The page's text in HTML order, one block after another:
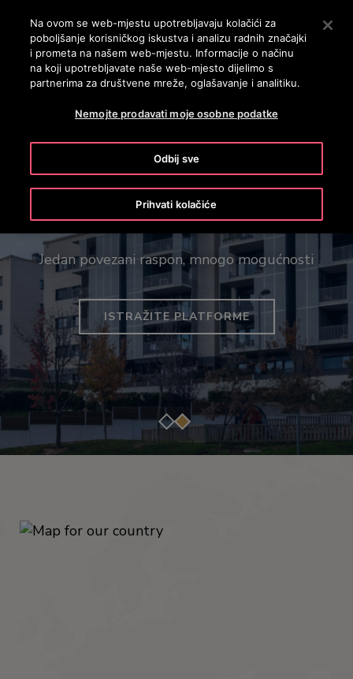
Nyomja le az Enter billentyűt a fő tartalomra ugráshoz
PRETRAŽI
Vaša vizija u pokretu
Naš Otis Create alat može pomoći u
pojednostavljenju planiranja sustava dizala, s
preporučenim konfiguracijama, prilagođenim
detaljima performansi i još mnogo toga – sve u
nekoliko klikova.
STVARANJE I KONFIGURIRANJE
Gen3™ i Gen360™ platforme
Jedan povezani raspon, mnogo mogućnosti
ISTRAŽITE PLATFORME
Na ovom se web-mjestu upotrebljavaju kolačići za
poboljšanje korisničkog iskustva i analizu radnih značajki
i prometa na našem web-mjestu. Informacije o načinu
na koji upotrebljavate naše web-mjesto dijelimo s
partnerima za društvene mreže, oglašavanje i analitiku.
Nemojte prodavati moje osobne podatke
Odbij sve
Prihvati kolačiće